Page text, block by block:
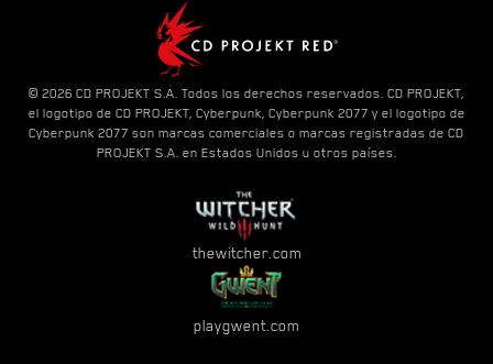
© 2026 CD PROJEKT S.A. Todos los derechos reservados. CD PROJEKT,
el logotipo de CD PROJEKT, Cyberpunk, Cyberpunk 2077 y el logotipo de
Cyberpunk 2077 son marcas comerciales o marcas registradas de CD
PROJEKT S.A. en Estados Unidos u otros países.
thewitcher.com
playgwent.com